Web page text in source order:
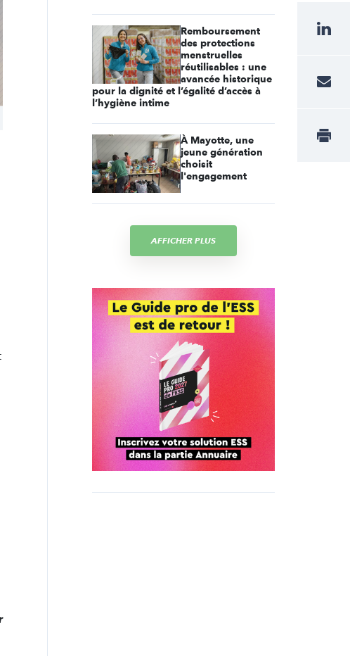
Remboursement
des protections
menstruelles
réutilisables : une
avancée historique
pour la dignité et l’égalité d’accès à
l’hygiène intime
À Mayotte, une
jeune génération
choisit
l'engagement
AFFICHER PLUS